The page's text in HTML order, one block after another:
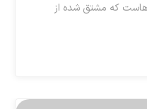
هاست که مشتق شده از